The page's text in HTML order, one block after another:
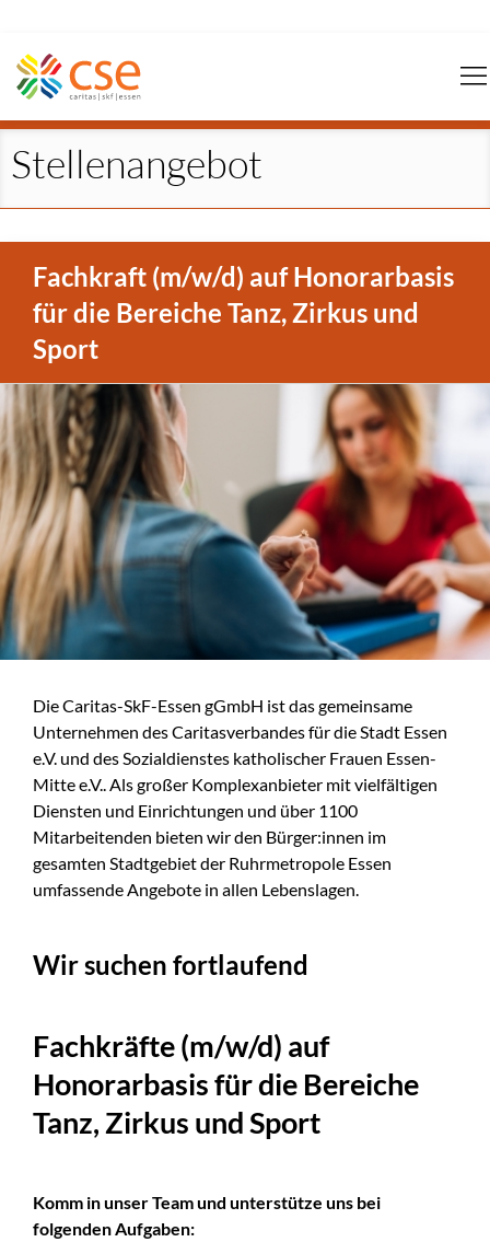
Stellenangebot
Fachkraft (m/w/d) auf Honorarbasis
für die Bereiche Tanz, Zirkus und
Sport
Die Caritas-SkF-Essen gGmbH ist das gemeinsame
Unternehmen des Caritasverbandes für die Stadt Essen
e.V. und des Sozialdienstes katholischer Frauen Essen-
Mitte e.V.. Als großer Komplexanbieter mit vielfältigen
Diensten und Einrichtungen und über 1100
Mitarbeitenden bieten wir den Bürger:innen im
gesamten Stadtgebiet der Ruhrmetropole Essen
umfassende Angebote in allen Lebenslagen.
Wir suchen fortlaufend
Fachkräfte (m/w/d) auf
Honorarbasis für die Bereiche
Tanz, Zirkus und Sport
Komm in unser Team und unterstütze uns bei
folgenden Aufgaben: